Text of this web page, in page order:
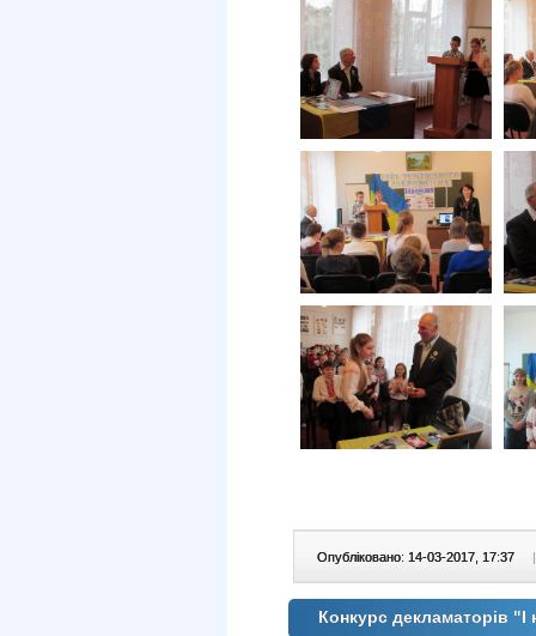
Опубліковано: 14-03-2017, 17:37 |
Конкурс декламаторів